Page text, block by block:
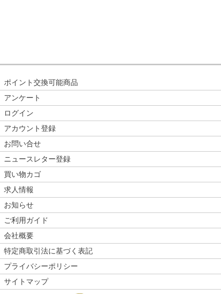
ポイント交換可能商品
アンケート
ログイン
アカウント登録
お問い合せ
ニュースレター登録
買い物カゴ
求人情報
お知らせ
ご利用ガイド
会社概要
特定商取引法に基づく表記
プライバシーポリシー
サイトマップ